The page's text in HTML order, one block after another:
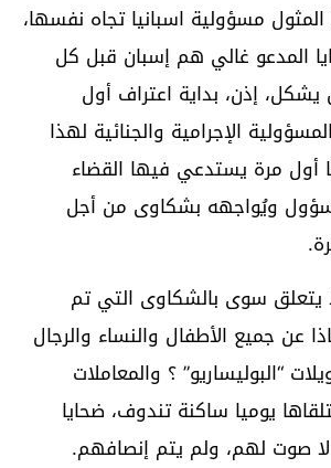
مسؤولية اسبانيا تجاه نفسها،
المدعو غالي هم إسبان قبل كل
إذن، بداية اعتراف أول
الإجرامية والجنائية لهذا
أول مرة يستدعي فيها القضاء
ويُواجهه بشكاوى من أجل
لا يتعلق سوى بالشكاوى التي تم
عن جميع الأطفال والنساء والرجال
“البوليساريو” ؟ والمعاملات
يوميا ساكنة تندوف، ضحايا
لا صوت لهم، ولم يتم إنصافهم.